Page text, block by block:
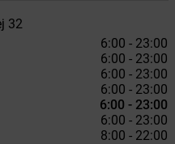
32
6:00 - 23:00
6:00 - 23:00
6:00 - 23:00
6:00 - 23:00
6:00 - 23:00
6:00 - 23:00
8:00 - 22:00